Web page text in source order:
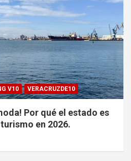
V10 VERACRUZDE10
Por qué el estado es
en 2026.